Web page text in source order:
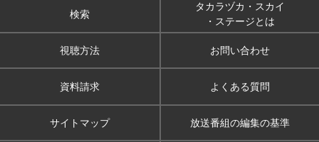
検索
タカラヅカ・スカイ
・ステージとは
視聴方法 お問い合わせ
資料請求 よくある質問
サイトマップ 放送番組の編集の基準